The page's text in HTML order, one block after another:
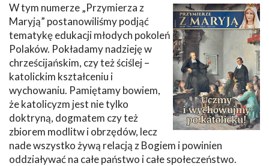
W tym numerze „Przymierza z
Maryją” postanowiliśmy podjąć
tematykę edukacji młodych pokoleń
Polaków. Pokładamy nadzieję w
chrześcijańskim, czy też ściślej –
katolickim kształceniu i
wychowaniu. Pamiętamy bowiem,
że katolicyzm jest nie tylko
doktryną, dogmatem czy też
zbiorem modlitw i obrzędów, lecz
nade wszystko żywą relacją z Bogiem i powinien
oddziaływać na całe państwo i całe społeczeństwo.